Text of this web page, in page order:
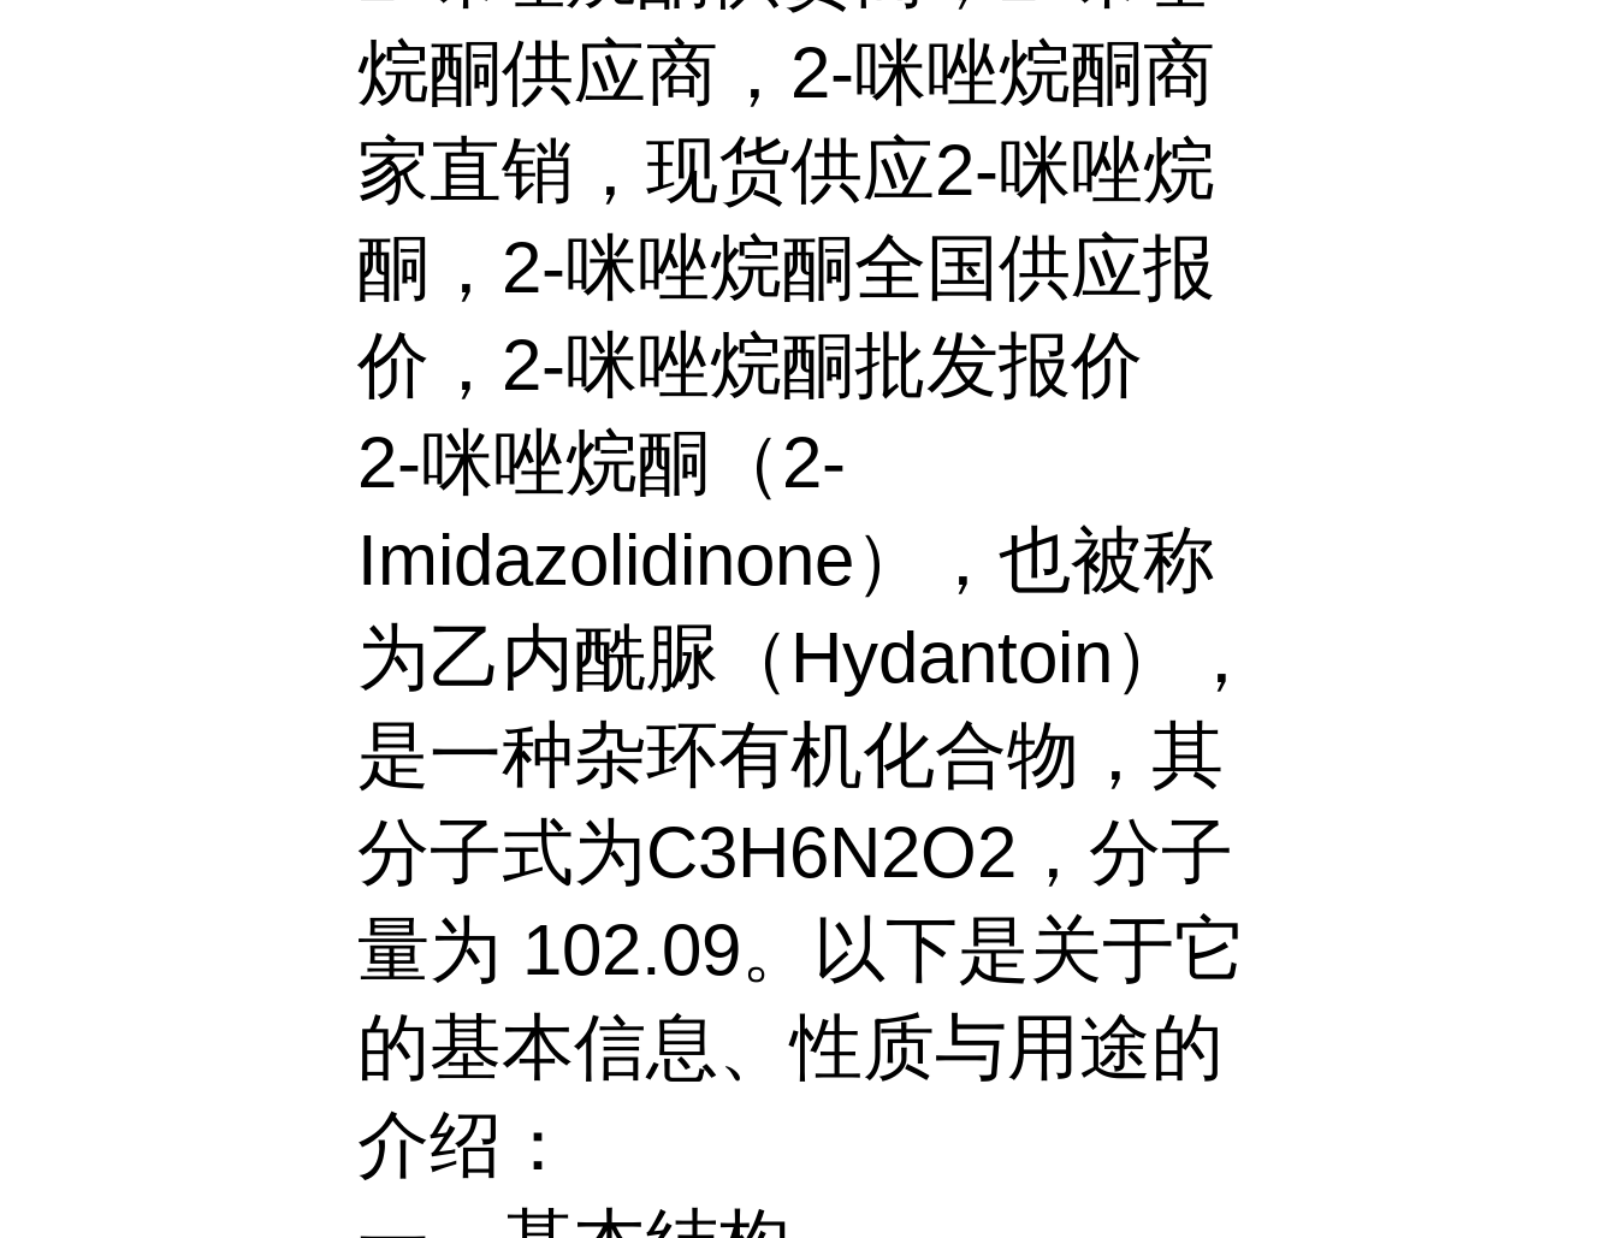
烷酮供应商，2-咪唑烷酮商
家直销，现货供应2-咪唑烷
酮，2-咪唑烷酮全国供应报
价，2-咪唑烷酮批发报价
2-咪唑烷酮（2-
Imidazolidinone），也被称
为乙内酰脲（Hydantoin），
是一种杂环有机化合物，其
分子式为C3H6N2O2，分子
量为 102.09。以下是关于它
的基本信息、性质与用途的
介绍：